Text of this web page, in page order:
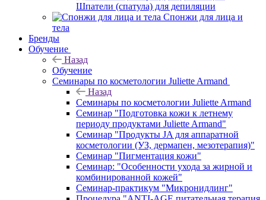
Шпатели (спатула) для депиляции
Спонжи для лица и
тела
Бренды
Обучение
Назад
Обучение
Семинары по косметологии Juliette Armand
Назад
Семинары по косметологии Juliette Armand
Семинар "Подготовка кожи к летнему
периоду продуктами Juliette Armand"
Семинар "Продукты JA для аппаратной
косметологии (УЗ, дермапен, мезотерапия)"
Семинар "Пигментация кожи"
Семинар: "Особенности ухода за жирной и
комбинированной кожей"
Семинар-практикум "Микронидлинг"